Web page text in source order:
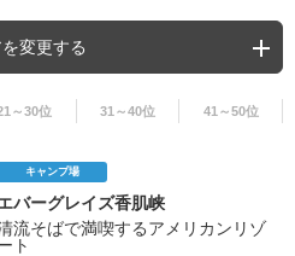
変更する
～30位 31～40位 41～50位
キャンプ場
バーグレイズ香肌峡
流そばで満喫するアメリカンリゾ
ト